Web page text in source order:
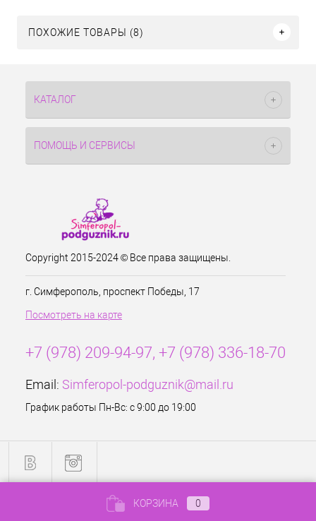
ПОХОЖИЕ ТОВАРЫ (8)
КАТАЛОГ
ПОМОЩЬ И СЕРВИСЫ
Copyright 2015-2024 © Все права защищены.
г. Симферополь, проспект Победы, 17
Посмотреть на карте
+7 (978) 209-94-97, +7 (978) 336-18-70
Email: Simferopol-podguznik@mail.ru
График работы Пн-Вс: с 9:00 до 19:00
КОРЗИНА 0